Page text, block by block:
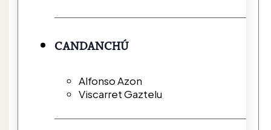
CANDANCHÚ
Alfonso Azon
Viscarret Gaztelu